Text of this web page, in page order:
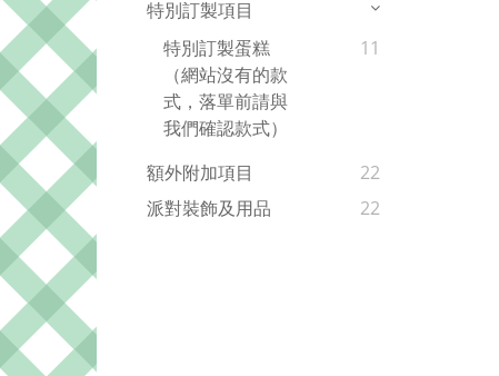
特別訂製項目
特別訂製蛋糕
（網站沒有的款
式，落單前請與
我們確認款式）
11
額外附加項目
22
派對裝飾及用品
22